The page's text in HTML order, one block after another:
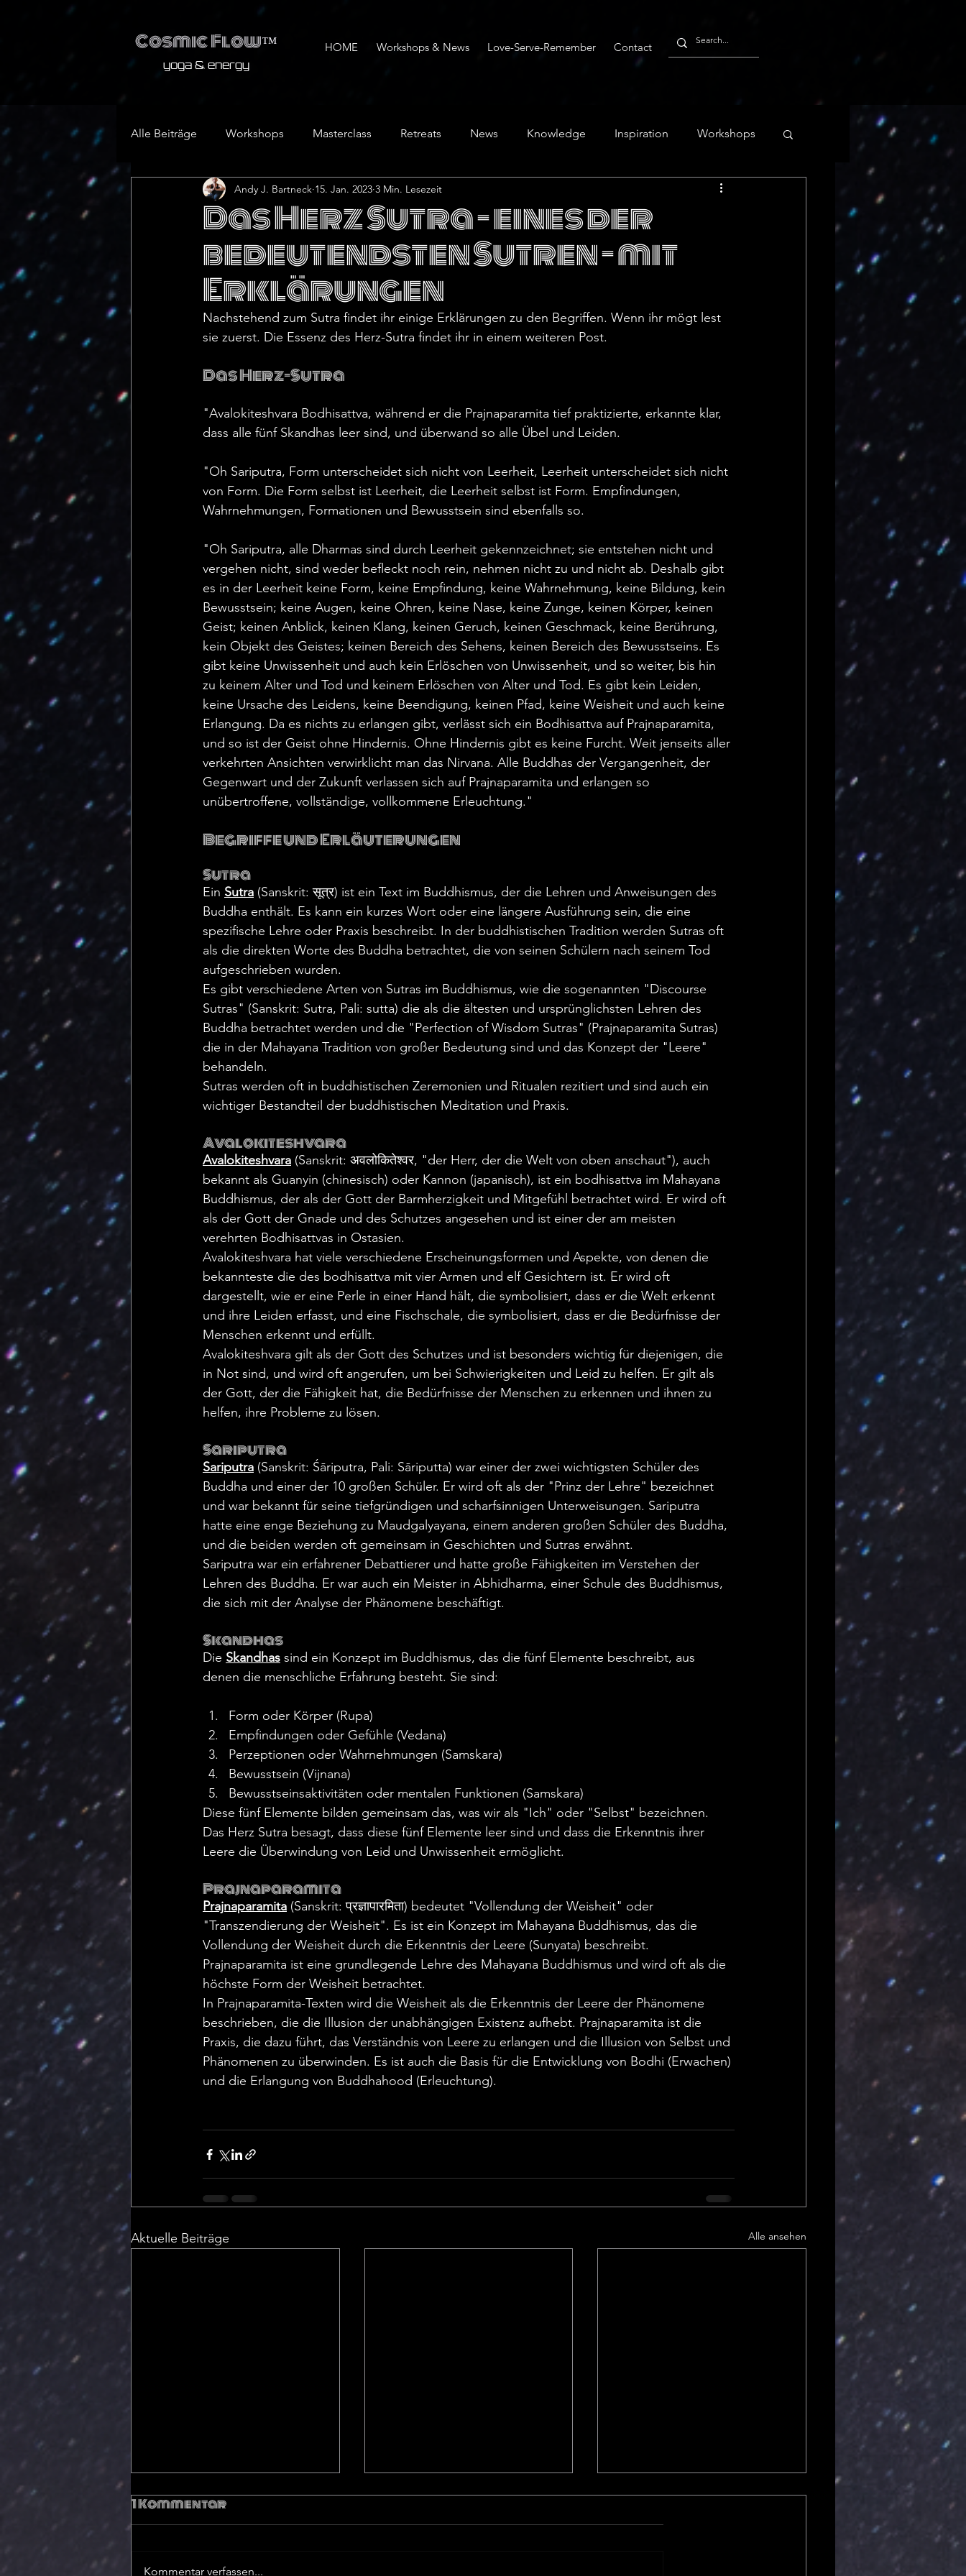
Cosmic Flow™
yoga & energy
HOME Workshops & News Love-Serve-Remember Contact
Alle Beiträge Workshops Masterclass Retreats News Knowledge Inspiration Workshops
Das Herz Sutra - eines der
bedeutendsten Sutren - mit
Erklärungen
Andy J. Bartneck 15. Jan. 2023 3 Min. Lesezeit
Nachstehend zum Sutra findet ihr einige Erklärungen zu den Begriffen. Wenn ihr mögt lest
sie zuerst. Die Essenz des Herz-Sutra findet ihr in einem weiteren Post.
Das Herz-Sutra
"Avalokiteshvara Bodhisattva, während er die Prajnaparamita tief praktizierte, erkannte klar,
dass alle fünf Skandhas leer sind, und überwand so alle Übel und Leiden.
"Oh Sariputra, Form unterscheidet sich nicht von Leerheit, Leerheit unterscheidet sich nicht
von Form. Die Form selbst ist Leerheit, die Leerheit selbst ist Form. Empfindungen,
Wahrnehmungen, Formationen und Bewusstsein sind ebenfalls so.
"Oh Sariputra, alle Dharmas sind durch Leerheit gekennzeichnet; sie entstehen nicht und
vergehen nicht, sind weder befleckt noch rein, nehmen nicht zu und nicht ab. Deshalb gibt
es in der Leerheit keine Form, keine Empfindung, keine Wahrnehmung, keine Bildung, kein
Bewusstsein; keine Augen, keine Ohren, keine Nase, keine Zunge, keinen Körper, keinen
Geist; keinen Anblick, keinen Klang, keinen Geruch, keinen Geschmack, keine Berührung,
kein Objekt des Geistes; keinen Bereich des Sehens, keinen Bereich des Bewusstseins. Es
gibt keine Unwissenheit und auch kein Erlöschen von Unwissenheit, und so weiter, bis hin
zu keinem Alter und Tod und keinem Erlöschen von Alter und Tod. Es gibt kein Leiden,
keine Ursache des Leidens, keine Beendigung, keinen Pfad, keine Weisheit und auch keine
Erlangung. Da es nichts zu erlangen gibt, verlässt sich ein Bodhisattva auf Prajnaparamita,
und so ist der Geist ohne Hindernis. Ohne Hindernis gibt es keine Furcht. Weit jenseits aller
verkehrten Ansichten verwirklicht man das Nirvana. Alle Buddhas der Vergangenheit, der
Gegenwart und der Zukunft verlassen sich auf Prajnaparamita und erlangen so
unübertroffene, vollständige, vollkommene Erleuchtung."
Begriffe und Erläuterungen
Sutra
Ein Sutra (Sanskrit: सूत्र) ist ein Text im Buddhismus, der die Lehren und Anweisungen des
Buddha enthält. Es kann ein kurzes Wort oder eine längere Ausführung sein, die eine
spezifische Lehre oder Praxis beschreibt. In der buddhistischen Tradition werden Sutras oft
als die direkten Worte des Buddha betrachtet, die von seinen Schülern nach seinem Tod
aufgeschrieben wurden.
Es gibt verschiedene Arten von Sutras im Buddhismus, wie die sogenannten "Discourse
Sutras" (Sanskrit: Sutra, Pali: sutta) die als die ältesten und ursprünglichsten Lehren des
Buddha betrachtet werden und die "Perfection of Wisdom Sutras" (Prajnaparamita Sutras)
die in der Mahayana Tradition von großer Bedeutung sind und das Konzept der "Leere"
behandeln.
Sutras werden oft in buddhistischen Zeremonien und Ritualen rezitiert und sind auch ein
wichtiger Bestandteil der buddhistischen Meditation und Praxis.
Avalokiteshvara
Avalokiteshvara (Sanskrit: अवलोकितेश्वर, "der Herr, der die Welt von oben anschaut"), auch
bekannt als Guanyin (chinesisch) oder Kannon (japanisch), ist ein bodhisattva im Mahayana
Buddhismus, der als der Gott der Barmherzigkeit und Mitgefühl betrachtet wird. Er wird oft
als der Gott der Gnade und des Schutzes angesehen und ist einer der am meisten
verehrten Bodhisattvas in Ostasien.
Avalokiteshvara hat viele verschiedene Erscheinungsformen und Aspekte, von denen die
bekannteste die des bodhisattva mit vier Armen und elf Gesichtern ist. Er wird oft
dargestellt, wie er eine Perle in einer Hand hält, die symbolisiert, dass er die Welt erkennt
und ihre Leiden erfasst, und eine Fischschale, die symbolisiert, dass er die Bedürfnisse der
Menschen erkennt und erfüllt.
Avalokiteshvara gilt als der Gott des Schutzes und ist besonders wichtig für diejenigen, die
in Not sind, und wird oft angerufen, um bei Schwierigkeiten und Leid zu helfen. Er gilt als
der Gott, der die Fähigkeit hat, die Bedürfnisse der Menschen zu erkennen und ihnen zu
helfen, ihre Probleme zu lösen.
Sariputra
Sariputra (Sanskrit: Śāriputra, Pali: Sāriputta) war einer der zwei wichtigsten Schüler des
Buddha und einer der 10 großen Schüler. Er wird oft als der "Prinz der Lehre" bezeichnet
und war bekannt für seine tiefgründigen und scharfsinnigen Unterweisungen. Sariputra
hatte eine enge Beziehung zu Maudgalyayana, einem anderen großen Schüler des Buddha,
und die beiden werden oft gemeinsam in Geschichten und Sutras erwähnt.
Sariputra war ein erfahrener Debattierer und hatte große Fähigkeiten im Verstehen der
Lehren des Buddha. Er war auch ein Meister in Abhidharma, einer Schule des Buddhismus,
die sich mit der Analyse der Phänomene beschäftigt.
Skandhas
Die Skandhas sind ein Konzept im Buddhismus, das die fünf Elemente beschreibt, aus
denen die menschliche Erfahrung besteht. Sie sind:
Form oder Körper (Rupa)
Empfindungen oder Gefühle (Vedana)
Perzeptionen oder Wahrnehmungen (Samskara)
Bewusstsein (Vijnana)
Bewusstseinsaktivitäten oder mentalen Funktionen (Samskara)
Diese fünf Elemente bilden gemeinsam das, was wir als "Ich" oder "Selbst" bezeichnen.
Das Herz Sutra besagt, dass diese fünf Elemente leer sind und dass die Erkenntnis ihrer
Leere die Überwindung von Leid und Unwissenheit ermöglicht.
Prajnaparamita
Prajnaparamita (Sanskrit: प्रज्ञापारमिता) bedeutet "Vollendung der Weisheit" oder
"Transzendierung der Weisheit". Es ist ein Konzept im Mahayana Buddhismus, das die
Vollendung der Weisheit durch die Erkenntnis der Leere (Sunyata) beschreibt.
Prajnaparamita ist eine grundlegende Lehre des Mahayana Buddhismus und wird oft als die
höchste Form der Weisheit betrachtet.
In Prajnaparamita-Texten wird die Weisheit als die Erkenntnis der Leere der Phänomene
beschrieben, die die Illusion der unabhängigen Existenz aufhebt. Prajnaparamita ist die
Praxis, die dazu führt, das Verständnis von Leere zu erlangen und die Illusion von Selbst und
Phänomenen zu überwinden. Es ist auch die Basis für die Entwicklung von Bodhi (Erwachen)
und die Erlangung von Buddhahood (Erleuchtung).
Aktuelle Beiträge Alle ansehen
1 Kommentar
Kommentar verfassen...